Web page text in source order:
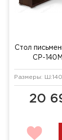
Стол
СР-140М
Размеры:
20